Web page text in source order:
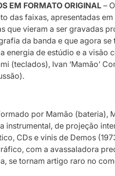
EM FORMATO ORIGINAL –
das faixas, apresentadas
que vieram a ser gravadas
da banda e que agora
energia de estúdio e a visão
(teclados), Ivan ‘Mamão’
por Mamão (bateria),
instrumental, de projeção
CDs e vinis de Demos
com a avassaladora
se tornam artigo raro no